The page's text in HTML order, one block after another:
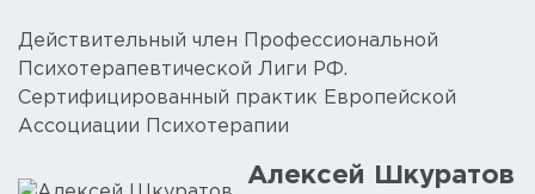
Действительный член Профессиональной
Психотерапевтической Лиги РФ.
Сертифицированный практик Европейской
Ассоциации Психотерапии
Алексей Шкуратов